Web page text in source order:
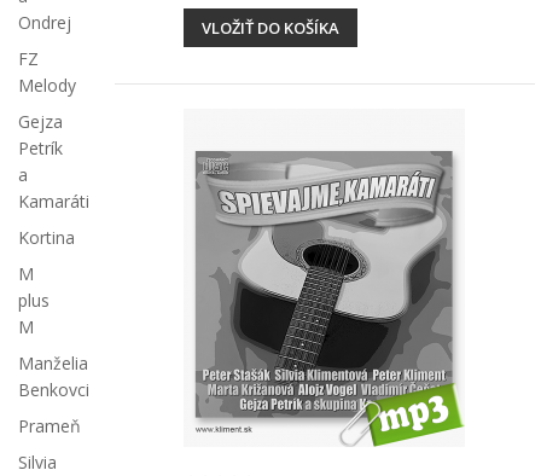
Ondrej
FZ
Melody
Gejza
Petrík
a
Kamaráti
Kortina
M
plus
M
Manželia
Benkovci
Prameň
Silvia
VLOŽIŤ DO KOŠÍKA